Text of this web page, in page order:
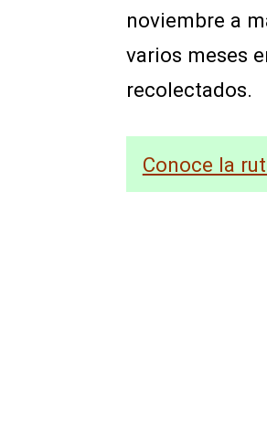
noviembre a
varios meses
recolectados.
Conoce la